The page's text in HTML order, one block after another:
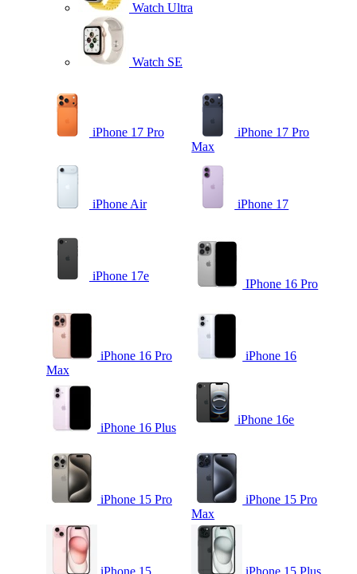
Watch Ultra
Watch SE
iPhone 17 Pro
iPhone 17 Pro
Max
iPhone Air iPhone 17
iPhone 17e
IPhone 16 Pro
iPhone 16 Pro
Max
iPhone 16
iPhone 16 Plus
iPhone 16e
iPhone 15 Pro
iPhone 15 Pro
Max